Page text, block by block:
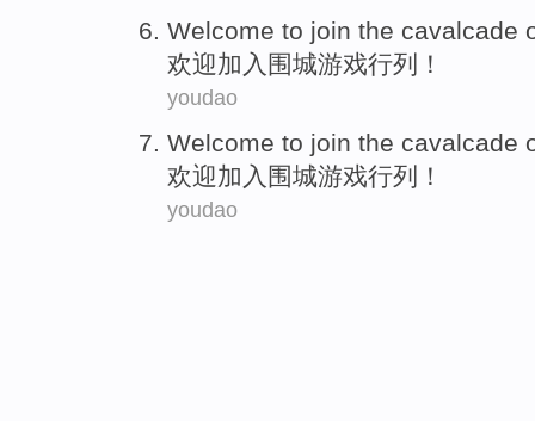
Welcome to join the cavalcade
欢迎加入 围城游戏行列！
youdao
Welcome to join the cavalcade
欢迎加入 围城游戏行列！
youdao